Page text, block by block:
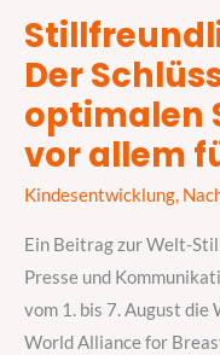
Der
optimalen
vor allem
Kindesentwicklung,
Ein Beitrag zur Welt-
Presse und
vom 1. bis 7. August
World Alliance for
Stillfreundliche
Strukturen:
Schlüssel
für
einen